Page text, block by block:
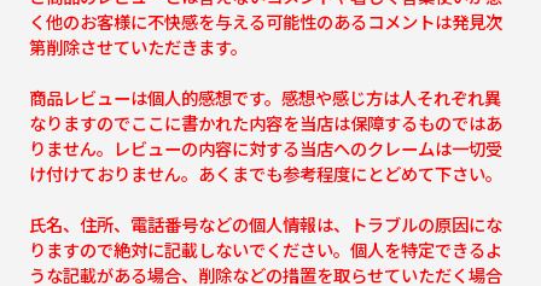
く他のお客様に不快感を与える可能性のあるコメントは発見次
第削除させていただきます。
商品レビューは個人的感想です。感想や感じ方は人それぞれ異
なりますのでここに書かれた内容を当店は保障するものではあ
りません。レビューの内容に対する当店へのクレームは一切受
け付けておりません。あくまでも参考程度にとどめて下さい。
氏名、住所、電話番号などの個人情報は、トラブルの原因にな
りますので絶対に記載しないでください。個人を特定できるよ
うな記載がある場合、削除などの措置を取らせていただく場合